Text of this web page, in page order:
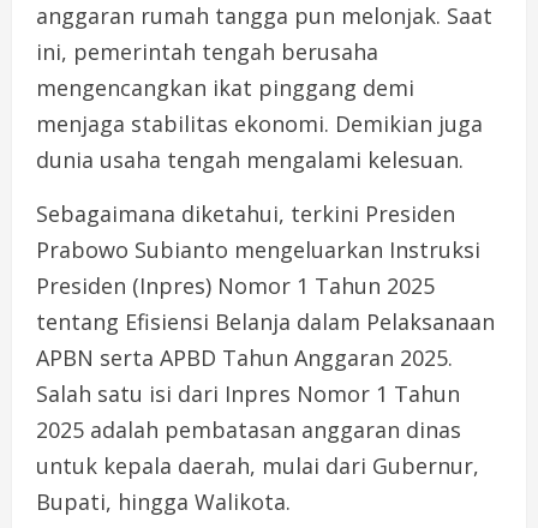
anggaran rumah tangga pun melonjak. Saat
ini, pemerintah tengah berusaha
mengencangkan ikat pinggang demi
menjaga stabilitas ekonomi. Demikian juga
dunia usaha tengah mengalami kelesuan.
Sebagaimana diketahui, terkini Presiden
Prabowo Subianto mengeluarkan Instruksi
Presiden (Inpres) Nomor 1 Tahun 2025
tentang Efisiensi Belanja dalam Pelaksanaan
APBN serta APBD Tahun Anggaran 2025.
Salah satu isi dari Inpres Nomor 1 Tahun
2025 adalah pembatasan anggaran dinas
untuk kepala daerah, mulai dari Gubernur,
Bupati, hingga Walikota.